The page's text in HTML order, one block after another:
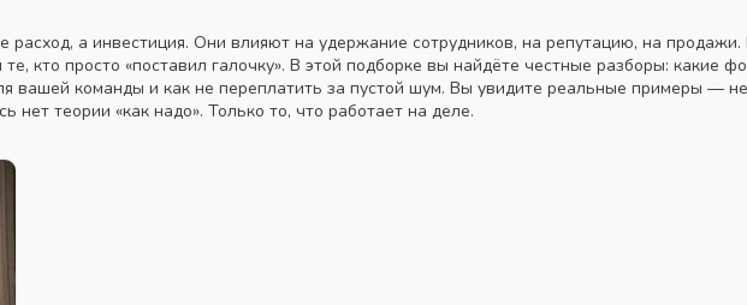
а инвестиция. Они влияют на удержание сотрудников, на репутацию, на продажи.
кто просто «поставил галочку». В этой подборке вы найдёте честные разборы: какие
вашей команды и как не переплатить за пустой шум. Вы увидите реальные примеры —
нет теории «как надо». Только то, что работает на деле.